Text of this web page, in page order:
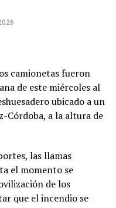
varias patrullas
atención de
que circulaban
de unidades
estatales no
sobre el saldo del
al interior
camionetas fueron
de este miércoles al
ubicado a un
Córdoba, a la altura de
las llamas
el momento se
de los
que el incendio se